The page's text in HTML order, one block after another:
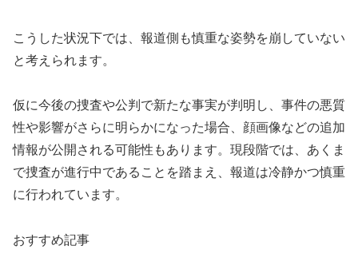
こうした状況下では、報道側も慎重な姿勢を崩していない
と考えられます。
仮に今後の捜査や公判で新たな事実が判明し、事件の悪質
性や影響がさらに明らかになった場合、顔画像などの追加
情報が公開される可能性もあります。現段階では、あくま
で捜査が進行中であることを踏まえ、報道は冷静かつ慎重
に行われています。
おすすめ記事